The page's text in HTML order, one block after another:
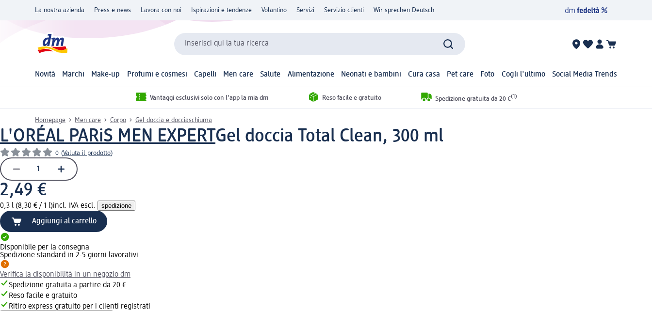
La nostra azienda Press e news Lavora con noi Ispirazioni e tendenze Volantino Servizi Servizio clienti Wir sprechen Deutsch
Inserisci qui la tua ricerca
Novità Marchi Make-up Profumi e cosmesi Capelli Men care Salute Alimentazione Neonati e bambini Cura casa Pet care Foto Cogli l'ultimo Social Media Trends
Vantaggi esclusivi solo con l'app la mia dm Reso facile e gratuito Spedizione gratuita da 20 €(1)
Homepage Men care Corpo Gel doccia e docciaschiuma
L'ORÉAL PARiS MEN EXPERTGel doccia Total Clean, 300 ml
0 (Valuta il prodotto)
2,49 €
0,3 l (8,30 € / 1 l)incl. IVA escl. spedizione
Aggiungi al carrello
Disponibile per la consegna
Spedizione standard in 2-5 giorni lavorativi
Verifica la disponibilità in un negozio dm
Spedizione gratuita a partire da 20 €
Reso facile e gratuito
Ritiro express gratuito per i clienti registrati